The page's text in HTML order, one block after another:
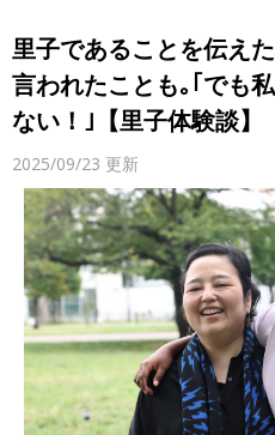
里子であることを伝え
言われたことも｡｢でも
ない！｣【里子体験談】
2025/09/23 更新